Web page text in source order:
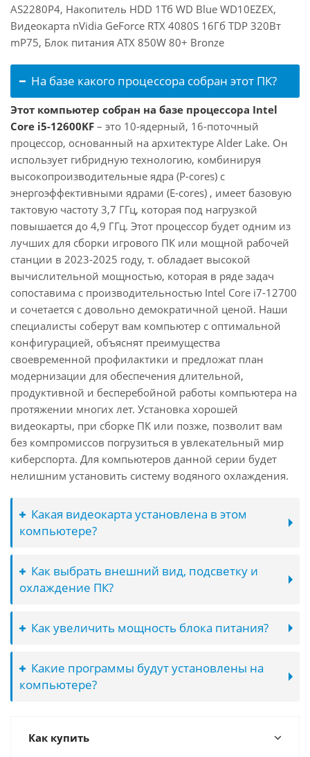
AS2280P4, Накопитель HDD 1Тб WD Blue WD10EZEX,
Видеокарта nVidia GeForce RTX 4080S 16Гб TDP 320Вт
mP75, Блок питания ATX 850W 80+ Bronze
На базе какого процессора собран этот ПК?
Этот компьютер собран на базе процессора Intel
Core i5-12600KF – это 10-ядерный, 16-поточный
процессор, основанный на архитектуре Alder Lake. Он
использует гибридную технологию, комбинируя
высокопроизводительные ядра (P-cores) с
энергоэффективными ядрами (E-cores) , имеет базовую
тактовую частоту 3,7 ГГц, которая под нагрузкой
повышается до 4,9 ГГц. Этот процессор будет одним из
лучших для сборки игрового ПК или мощной рабочей
станции в 2023-2025 году, т. обладает высокой
вычислительной мощностью, которая в ряде задач
сопоставима с производительностью Intel Core i7-12700
и сочетается с довольно демократичной ценой. Наши
специалисты соберут вам компьютер с оптимальной
конфигурацией, объяснят преимущества
своевременной профилактики и предложат план
модернизации для обеспечения длительной,
продуктивной и бесперебойной работы компьютера на
протяжении многих лет. Установка хорошей
видеокарты, при сборке ПК или позже, позволит вам
без компромиссов погрузиться в увлекательный мир
киберспорта. Для компьютеров данной серии будет
нелишним установить систему водяного охлаждения.
Какая видеокарта установлена в этом
компьютере?
Как выбрать внешний вид, подсветку и
охлаждение ПК?
Как увеличить мощность блока питания?
Какие программы будут установлены на
компьютере?
Как купить